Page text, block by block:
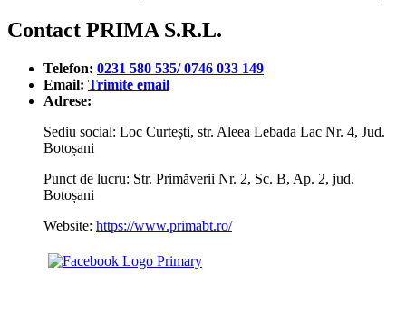
Contact PRIMA S.R.L.
Telefon: 0231 580 535/ 0746 033 149
Email: Trimite email
Adrese:
Sediu social: Loc Curtești, str. Aleea Lebada Lac Nr. 4, Jud.
Botoșani
Punct de lucru: Str. Primăverii Nr. 2, Sc. B, Ap. 2, jud.
Botoșani
Website: https://www.primabt.ro/